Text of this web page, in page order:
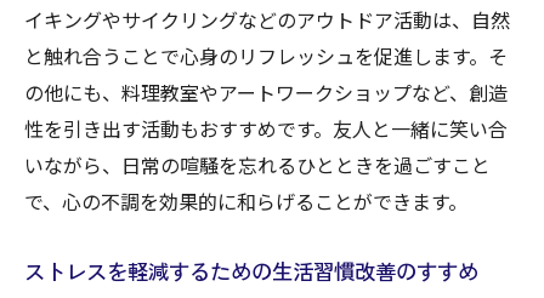
イキングやサイクリングなどのアウトドア活動は、自然
と触れ合うことで心身のリフレッシュを促進します。そ
の他にも、料理教室やアートワークショップなど、創造
性を引き出す活動もおすすめです。友人と一緒に笑い合
いながら、日常の喧騒を忘れるひとときを過ごすこと
で、心の不調を効果的に和らげることができます。
ストレスを軽減するための生活習慣改善のすすめ